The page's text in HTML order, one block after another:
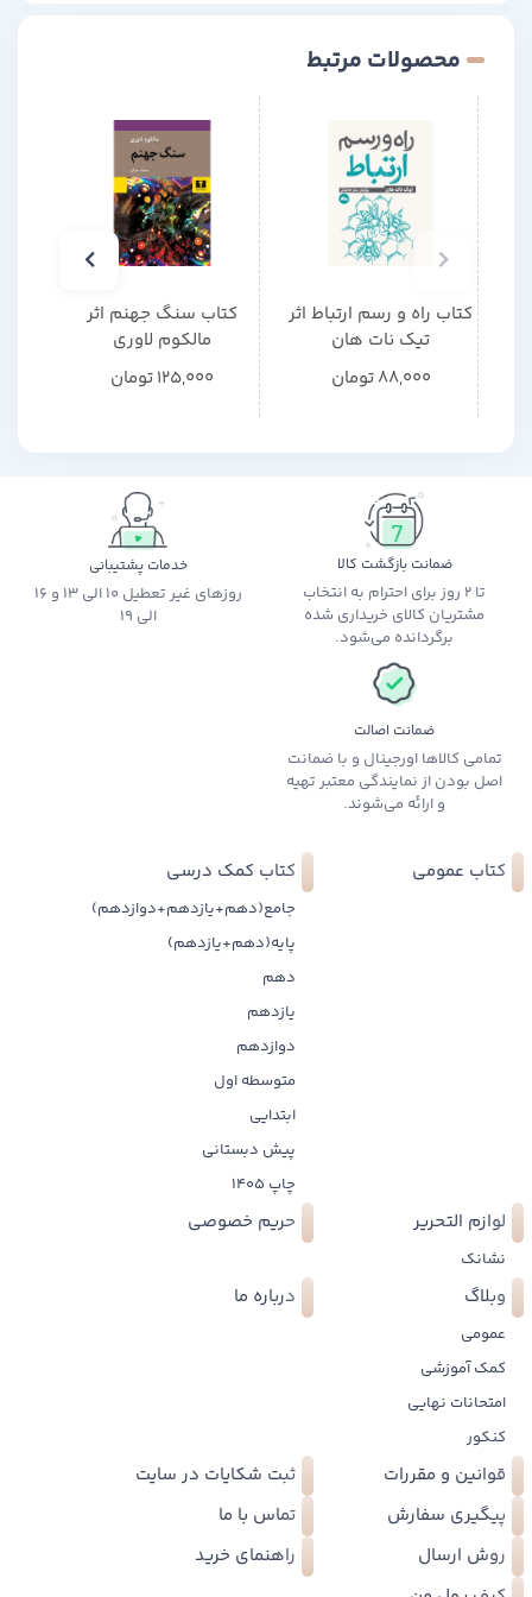
محصولات مرتبط
کتاب راه و رسم ارتباط اثر
تیک نات هان
88,000تومان
کتاب سنگ جهنم اثر
مالکوم لاوری
125,000تومان
ضمانت بازگشت کالا
تا 2 روز برای احترام به انتخاب
مشتریان کالای خریداری شده
برگردانده می‌شود.
خدمات پشتیبانی
روزهای غیر تعطیل 10 الی 13 و 16
الی 19
ضمانت اصالت
تمامی کالاها اورجینال و با ضمانت
اصل بودن از نمایندگی معتبر تهیه
و ارائه می‌شوند.
کتاب عمومی کتاب کمک درسی
جامع(دهم+یازدهم+دوازدهم)
پایه(دهم+یازدهم)
دهم
یازدهم
دوازدهم
متوسطه اول
ابتدایی
پیش دبستانی
چاپ 1405
لوازم التحریر
نشانک
حریم خصوصی
وبلاگ
عمومی
کمک آموزشی
امتحانات نهایی
کنکور
درباره ما
قوانین و مقررات
ثبت شکایات در سایت
پیگیری سفارش
تماس با ما
روش ارسال
راهنمای خرید